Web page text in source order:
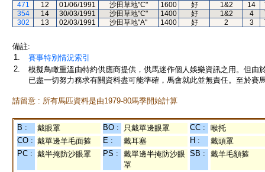
471
12 01/06/1991 沙田草地"C" 1600 好 1&2 14
354
14 30/03/1991 沙田草地"C" 1400 好 1&2 4
302
13 02/03/1991 沙田草地"A" 1400 好 2 3
備註:
1.
賽事特別情況索引
2.
模擬鳥瞰重溫由特約供應商提供，供馬迷作個人娛樂資訊之用。但
已盡一切努力務求有關資料盡可能準確，馬會就此並無責任。至於賽
請留意 : 所有馬匹資料是由1979-80馬季開始計算
B : 戴眼罩 BO : 只戴單邊眼罩 CC :
喉托
CO : 戴單邊羊毛面箍 E : 戴耳塞 H :
戴頭罩
PC : 戴半掩防沙眼罩 PS :
戴單邊半掩防沙眼
罩
SB : 戴羊毛額箍